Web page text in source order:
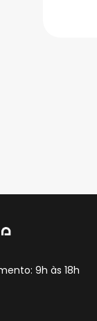
9h às 18h